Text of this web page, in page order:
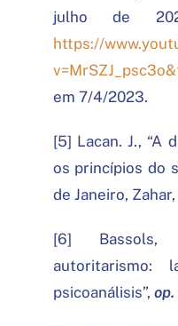
julho de
https://
em 7/4/2023.
[5] Lacan. J., “A
os princípios do
de Janeiro,
[6] Bassols,
autoritarismo:
psicoanálisis”,